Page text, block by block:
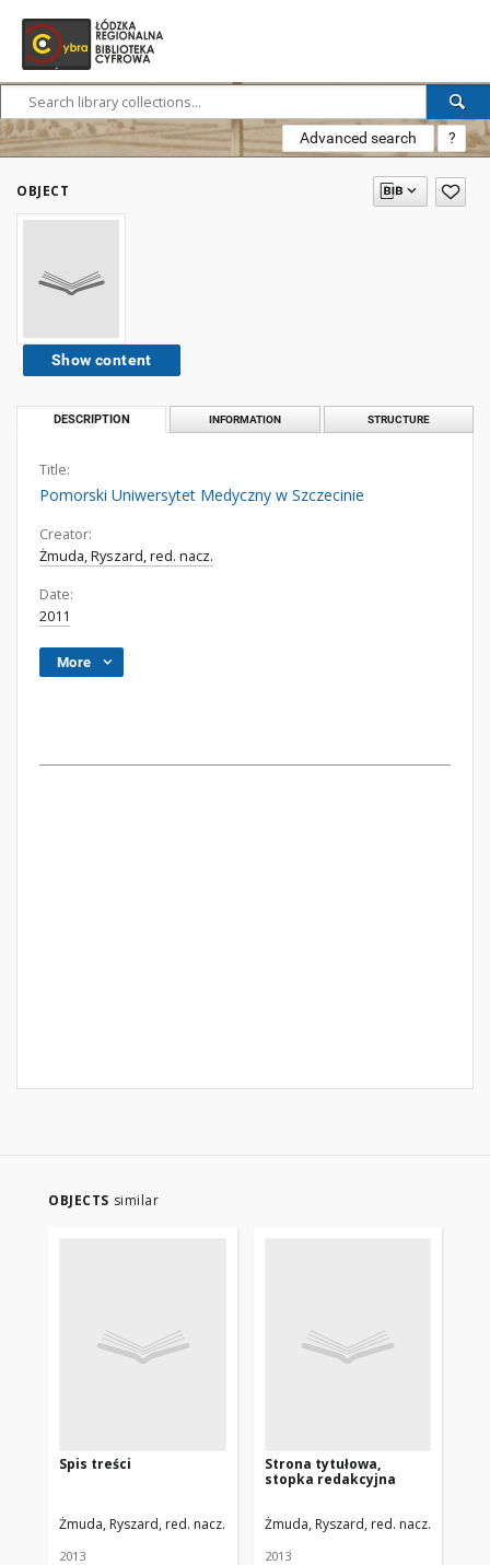
Advanced search ?
OBJECT
Show content
DESCRIPTION INFORMATION STRUCTURE
Title:
Pomorski Uniwersytet Medyczny w Szczecinie
Creator:
Żmuda, Ryszard, red. nacz.
Date:
2011
More
OBJECTS similar
Spis treści
Żmuda, Ryszard, red. nacz. Uniwersytet Medyczny w Łodzi
2013
Strona tytułowa,
stopka redakcyjna
Żmuda, Ryszard, red. nacz.
2013